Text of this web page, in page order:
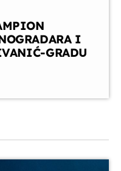
I
GRADU